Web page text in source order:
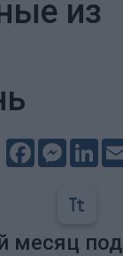
из
Facebook
месяц